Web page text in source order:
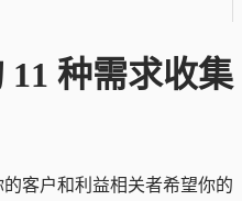
种需求收集
客户和利益相关者希望你的